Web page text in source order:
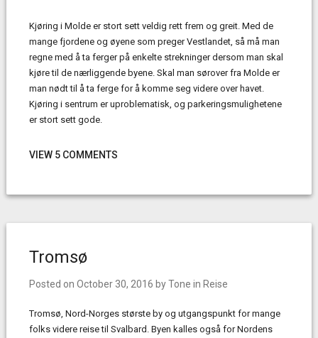
Kjøring i Molde er stort sett veldig rett frem og greit. Med de
mange fjordene og øyene som preger Vestlandet, så må man
regne med å ta ferger på enkelte strekninger dersom man skal
kjøre til de nærliggende byene. Skal man sørover fra Molde er
man nødt til å ta ferge for å komme seg videre over havet.
Kjøring i sentrum er uproblematisk, og parkeringsmulighetene
er stort sett gode.
VIEW 5 COMMENTS
Tromsø
Posted on October 30, 2016 byTone in Reise
Tromsø, Nord-Norges største by og utgangspunkt for mange
folks videre reise til Svalbard. Byen kalles også for Nordens